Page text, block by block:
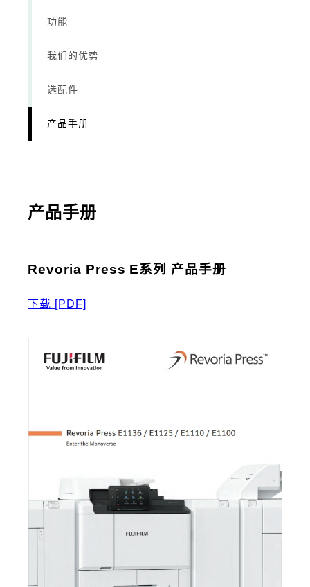
功能
我们的优势
选配件
产品手册
产品手册
Revoria Press E系列 产品手册
下载 [PDF]